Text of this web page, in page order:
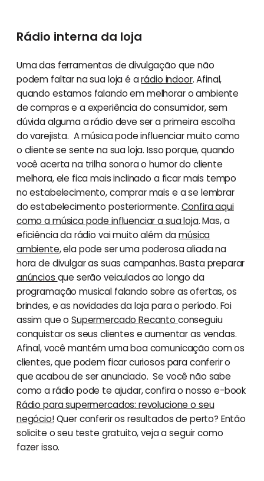
Rádio interna da loja
Uma das ferramentas de divulgação que não
podem faltar na sua loja é arádio indoor. Afinal,
quando estamos falando em melhorar o ambiente
de compras e a experiência do consumidor, sem
dúvida alguma a rádio deve ser a primeira escolha
do varejista. A música pode influenciar muito como
o cliente se sente na sua loja. Isso porque, quando
você acerta na trilha sonora o humor do cliente
melhora, ele fica mais inclinado a ficar mais tempo
no estabelecimento, comprar mais e a se lembrar
do estabelecimento posteriormente. Confira aqui
como a música pode influenciar a sua loja. Mas, a
eficiência da rádio vai muito além damúsica
ambiente, ela pode ser uma poderosa aliada na
hora de divulgar as suas campanhas. Basta preparar
anúncios que serão veiculados ao longo da
programação musical falando sobre as ofertas, os
brindes, e as novidades da loja para o período. Foi
assim que oSupermercado Recanto conseguiu
conquistar os seus clientes e aumentar as vendas.
Afinal, você mantém uma boa comunicação com os
clientes, que podem ficar curiosos para conferir o
que acabou de ser anunciado. Se você não sabe
como a rádio pode te ajudar, confira o nosso e-book
Rádio para supermercados: revolucione o seu
negócio!Quer conferir os resultados de perto? Então
solicite o seu teste gratuito, veja a seguir como
fazer isso.